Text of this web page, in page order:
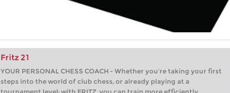
Fritz 21
YOUR PERSONAL CHESS COACH - Whether you’re taking your first
steps into the world of club chess, or already playing at a